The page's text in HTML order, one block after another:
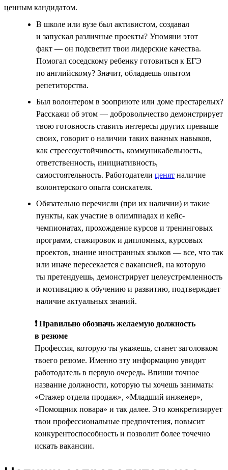
ценным кандидатом.
В школе или вузе был активистом, создавал
и запускал различные проекты? Упомяни этот
факт — он подсветит твои лидерские качества.
Помогал соседскому ребенку готовиться к ЕГЭ
по английскому? Значит, обладаешь опытом
репетиторства.
Был волонтером в зооприюте или доме престарелых?
Расскажи об этом — добровольчество демонстрирует
твою готовность ставить интересы других превыше
своих, говорит о наличии таких важных навыков,
как стрессоустойчивость, коммуникабельность,
ответственность, инициативность,
самостоятельность. Работодатели ценят наличие
волонтерского опыта соискателя.
Обязательно перечисли (при их наличии) и такие
пункты, как участие в олимпиадах и кейс-
чемпионатах, прохождение курсов и тренинговых
программ, стажировок и дипломных, курсовых
проектов, знание иностранных языков — все, что так
или иначе пересекается с вакансией, на которую
ты претендуешь, демонстрирует целеустремленность
и мотивацию к обучению и развитию, подтверждает
наличие актуальных знаний.
❗ Правильно обозначь желаемую должность
в резюме
Профессия, которую ты укажешь, станет заголовком
твоего резюме. Именно эту информацию увидит
работодатель в первую очередь. Впиши точное
название должности, которую ты хочешь занимать:
«Стажер отдела продаж», «Младший инженер»,
«Помощник повара» и так далее. Это конкретизирует
твои профессиональные предпочтения, повысит
конкурентоспособность и позволит более точечно
искать вакансии.